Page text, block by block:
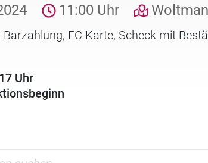
11:00 Uhr
Barzahlung, EC Karte, Scheck mit
Uhr